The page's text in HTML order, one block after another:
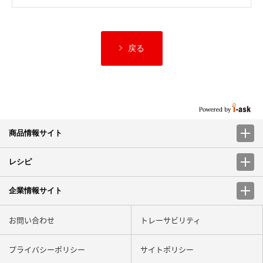
戻る
商品情報サイト
レシピ
企業情報サイト
お問い合わせ トレーサビリティ
プライバシーポリシー サイトポリシー